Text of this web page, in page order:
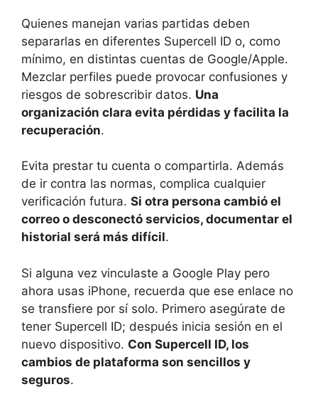
Quienes manejan varias partidas deben
separarlas en diferentes Supercell ID o, como
mínimo, en distintas cuentas de Google/Apple.
Mezclar perfiles puede provocar confusiones y
riesgos de sobrescribir datos. Una
organización clara evita pérdidas y facilita la
recuperación.
Evita prestar tu cuenta o compartirla. Además
de ir contra las normas, complica cualquier
verificación futura. Si otra persona cambió el
correo o desconectó servicios, documentar el
historial será más difícil.
Si alguna vez vinculaste a Google Play pero
ahora usas iPhone, recuerda que ese enlace no
se transfiere por sí solo. Primero asegúrate de
tener Supercell ID; después inicia sesión en el
nuevo dispositivo. Con Supercell ID, los
cambios de plataforma son sencillos y
seguros.